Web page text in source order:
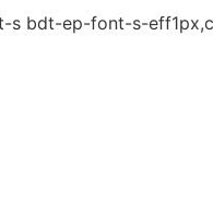
s bdt-ep-font-s-